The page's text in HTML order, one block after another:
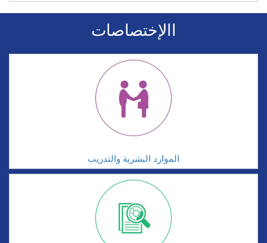
االإختصاصات
الموارد البشرية والتدريب